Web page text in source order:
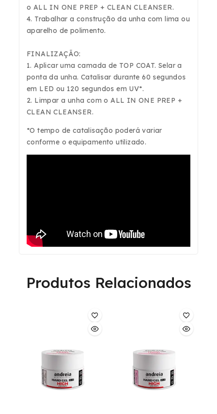
o ALL IN ONE PREP + CLEAN CLEANSER.
4. Trabalhar a construção da unha com lima ou
aparelho de polimento.
FINALIZAÇÃO:
1. Aplicar uma camada de TOP COAT. Selar a
ponta da unha. Catalisar durante 60 segundos
em LED ou 120 segundos em UV*.
2. Limpar a unha com oALL IN ONE PREP +
CLEAN CLEANSER.
*O tempo de catalisação poderá variar
conforme o equipamento utilizado.
Produtos Relacionados